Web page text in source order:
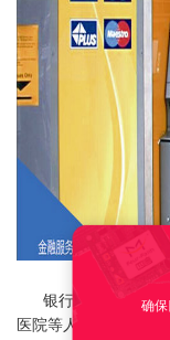
银行ATM机、非金
医院等人流密集区，
确